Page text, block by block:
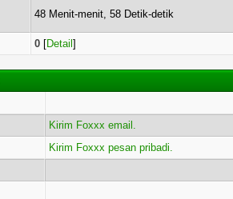
48 Menit-menit, 58 Detik-detik
0 [Detail]
Kirim Foxxx email.
Kirim Foxxx pesan pribadi.